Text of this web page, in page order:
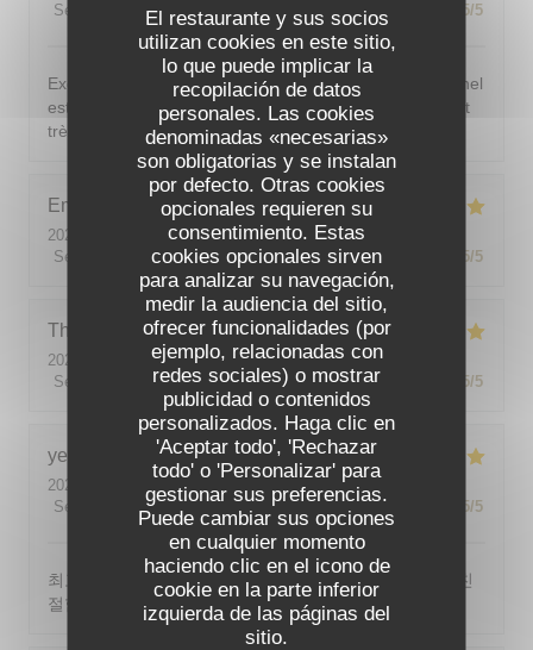
El restaurante y sus socios
utilizan cookies en este sitio,
lo que puede implicar la
recopilación de datos
personales. Las cookies
denominadas «necesarias»
son obligatorias y se instalan
por defecto. Otras cookies
opcionales requieren su
consentimiento. Estas
cookies opcionales sirven
para analizar su navegación,
medir la audiencia del sitio,
ofrecer funcionalidades (por
ejemplo, relacionadas con
redes sociales) o mostrar
publicidad o contenidos
personalizados. Haga clic en
'Aceptar todo', 'Rechazar
todo' o 'Personalizar' para
gestionar sus preferencias.
Puede cambiar sus opciones
en cualquier momento
haciendo clic en el icono de
cookie en la parte inferior
izquierda de las páginas del
sitio.
Servicio
Ambiente: 5/5 Menú: 5/5 Calidad / Precio 5/5
Excellent ! Tout est délicieux, bien présentés, le personnel
est vraiment au top : accueillant, souriant, attentionné et
très professionnel. Je recommande sans hésiter !
Emilie
2026-08-05
- 20:30 - Invitados 2
Servicio
Ambiente: 5/5 Menú : 5/5 Calidad / Precio 5/5
Theo
2026-08-01
- 19:00 - Invitados 2
Servicio
Ambiente: 5/5 Menú: 5 /5 Calidad / Precio 5/5
yeonghun
2026-08-03
- 19:00 - Invitados 4
Servicio
/5 Ambiente: 5/5 Menú: 5/5 Calidad / Precio 5/5
최고의 분위기, 최고의 맛, 프랑스어가 서툴지만 서버가 친
절함